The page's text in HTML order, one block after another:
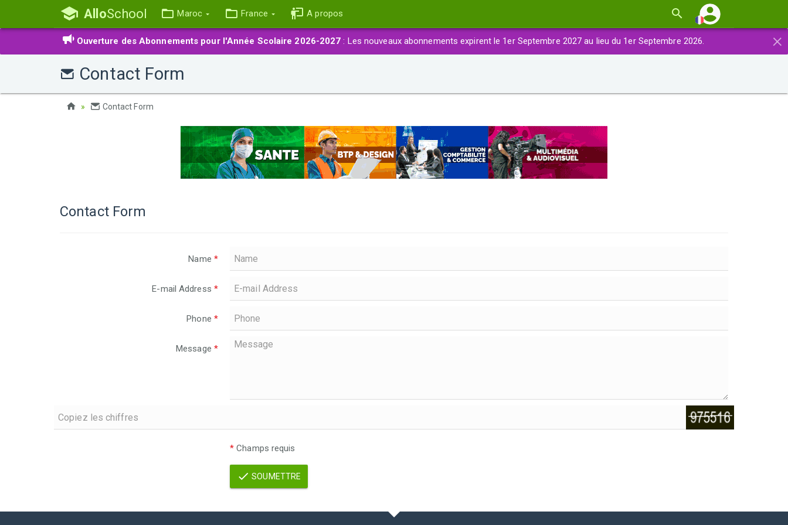
AlloSchool Maroc France A propos
×
Ouverture des Abonnements pour l'Année Scolaire 2026-2027 : Les nouveaux abonnements expirent le 1er Septembre 2027 au lieu du 1er Septembre 2026.
Contact Form
Contact Form
Contact Form
Name *
E-mail Address *
Phone *
Message *
* Champs requis
SOUMETTRE